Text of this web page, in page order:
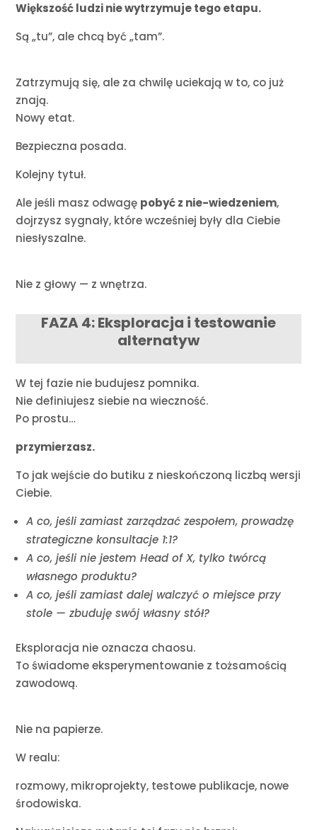
Większość ludzi nie wytrzymuje tego etapu.
Są „tu”, ale chcą być „tam”.
Zatrzymują się, ale za chwilę uciekają w to, co już
znają.
Nowy etat.
Bezpieczna posada.
Kolejny tytuł.
Ale jeśli masz odwagę pobyć z nie-wiedzeniem,
dojrzysz sygnały, które wcześniej były dla Ciebie
niesłyszalne.
Nie z głowy — z wnętrza.
FAZA 4: Eksploracja i testowanie
alternatyw
W tej fazie nie budujesz pomnika.
Nie definiujesz siebie na wieczność.
Po prostu…
przymierzasz.
To jak wejście do butiku z nieskończoną liczbą wersji
Ciebie.
A co, jeśli zamiast zarządzać zespołem, prowadzę
strategiczne konsultacje 1:1?
A co, jeśli nie jestem Head of X, tylko twórcą
własnego produktu?
A co, jeśli zamiast dalej walczyć o miejsce przy
stole — zbuduję swój własny stół?
Eksploracja nie oznacza chaosu.
To świadome eksperymentowanie z tożsamością
zawodową.
Nie na papierze.
W realu:
rozmowy, mikroprojekty, testowe publikacje, nowe
środowiska.